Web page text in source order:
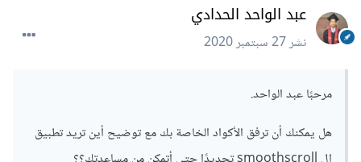
عبد الواحد الحدادي
نشر27 سبتمبر 2020
مرحبًا عبد الواحد.
هل يمكنك أن ترفق الأكواد الخاصة بك مع توضيح أين تريد تطبيق